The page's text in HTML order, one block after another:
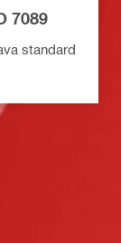
7089
standard